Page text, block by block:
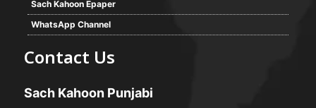
Sach Kahoon Epaper
WhatsApp Channel
Contact Us
Sach Kahoon Punjabi